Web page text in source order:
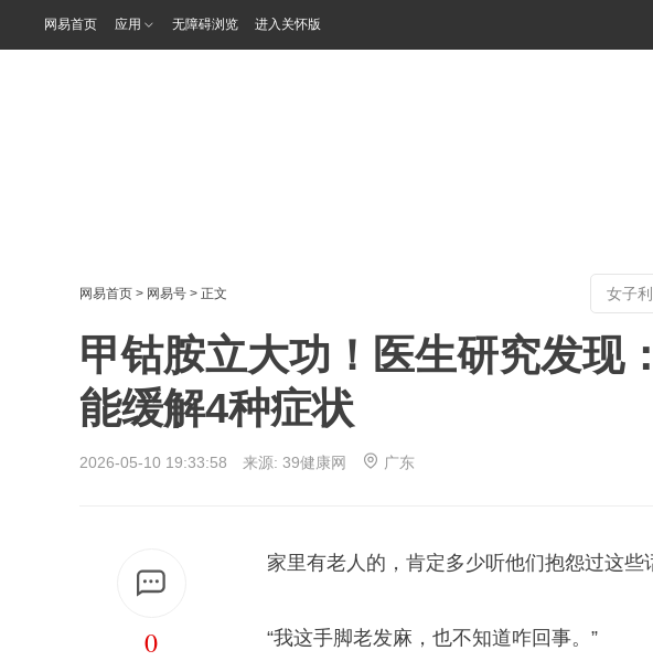
网易首页 应用 无障碍浏览 进入关怀版
网易首页 > 网易号 > 正文
甲钴胺立大功！医生研究发现
能缓解4种症状
2026-05-10 19:33:58 来源: 39健康网 广东
0
家里有老人的，肯定多少听他们抱怨过这些
“我这手脚老发麻，也不知道咋回事。”